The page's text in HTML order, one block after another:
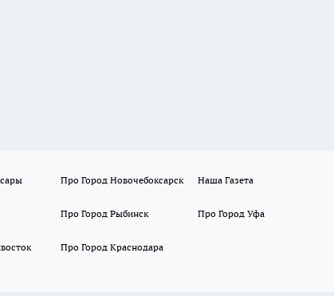
Про Город Новочебоксарск Наша Газета
Про Город Рыбинск Про Город Уфа
Про Город Краснодара